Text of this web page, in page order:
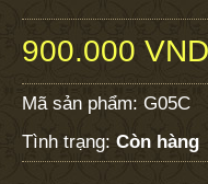
900.000 VND
Mã sản phẩm: G05C
Tình trạng: Còn hàng